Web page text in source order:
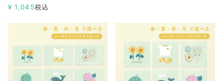
¥ 1,045税込